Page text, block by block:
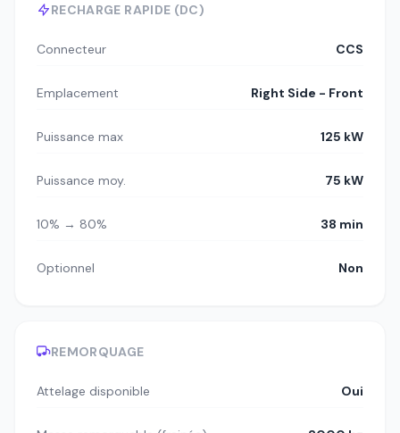
RECHARGE RAPIDE (DC)
Connecteur CCS
Emplacement Right Side - Front
Puissance max 125 kW
Puissance moy. 75 kW
10% → 80% 38 min
Optionnel Non
REMORQUAGE
Attelage disponible Oui